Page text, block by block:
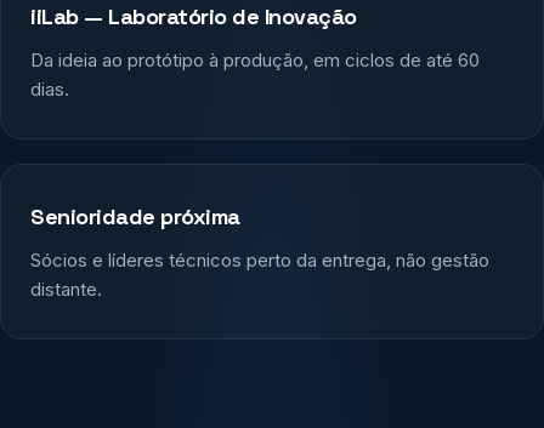
iiLab — Laboratório de Inovação
Da ideia ao protótipo à produção, em ciclos de até 60
dias.
Senioridade próxima
Sócios e líderes técnicos perto da entrega, não gestão
distante.